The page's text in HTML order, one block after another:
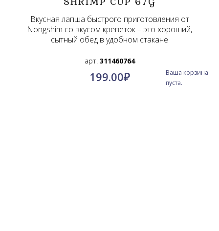
Ваша корзина
пуста.
Вкусная лапша быстрого приготовления от
Nongshim со вкусом креветок – это хороший,
сытный обед в удобном стакане
арт. 311460764
199.00₽